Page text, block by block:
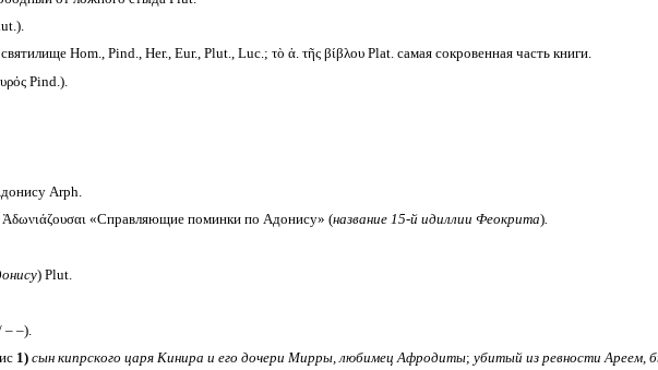
Hom., Pind., Her., Eur., Plut., Luc.; τὸ ἀ. τῆς βίβλου Plat. самая сокровенная часть книги.
Pind.).
Arph.
Ἀδωνιάζουσαι «Справляющие поминки по Адонису» (название 15-й идиллии Феокрита).
) Plut.
–).
1) сын кипрского царя Кинира и его дочери Мирры, любимец Афродиты; убитый из ревности Ареем,